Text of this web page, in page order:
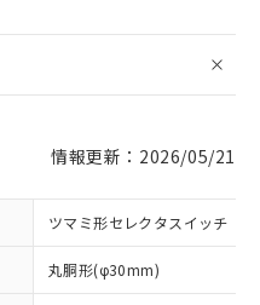
情報更新：2026/05/21
ツマミ形セレクタスイッチ
丸胴形(φ30mm)